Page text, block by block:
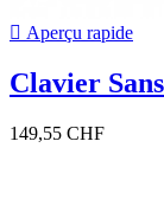
 Aperçu rapide
Clavier
149,55 CHF